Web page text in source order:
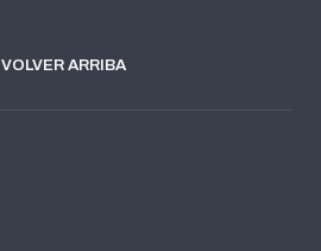
VOLVER ARRIBA